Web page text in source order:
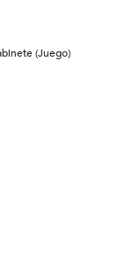
(Juego)